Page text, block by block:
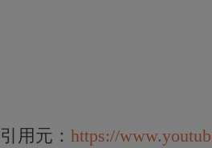
引用元： https://